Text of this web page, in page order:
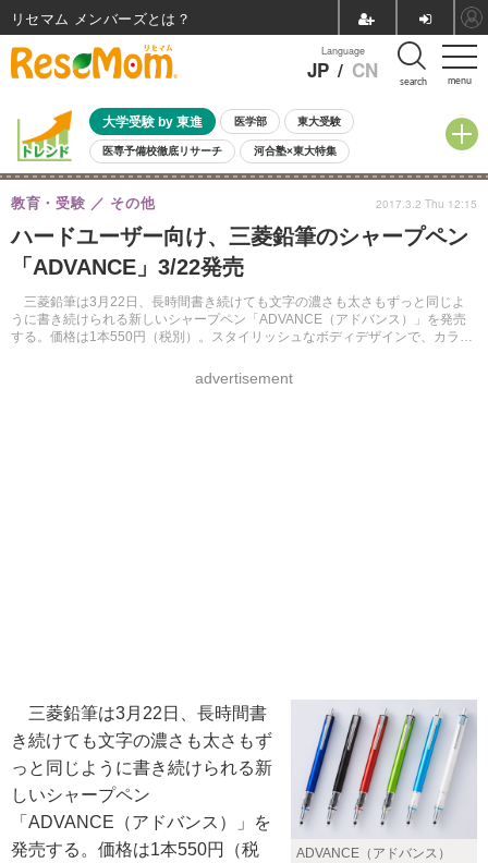
menu
Language
JP / CN search
大学受験 by 東進 医学部 東大受験
医専予備校徹底リサーチ 河合塾×東大特集
親子で考える大学選び 高校受験 中学受験 小学校受験
共通テスト 夏休み
8月開催イベント・WS 全国公立高校 過去問 人気記事
自由研究教材（小学生向け） 自由研究教材（中学生向け）
ハードユーザー向け、三菱鉛筆のシャープペン
「ADVANCE」3/22発売
三菱鉛筆は3月22日、長時間書き続けても文字の濃さも太さもずっと同じよ
うに書き続けられる新しいシャープペン「ADVANCE（アドバンス）」を発売
する。価格は1本550円（税別）。スタイリッシュなボディデザインで、カラー
教育・受験 その他
advertisement
2017.3.2 Thu 12:15
ADVANCE（アドバンス）
三菱鉛筆は3月22日、長時間書
き続けても文字の濃さも太さもず
っと同じように書き続けられる新
しいシャープペン
「ADVANCE（アドバンス）」を
発売する。価格は1本550円（税
リセマム メンバーズ